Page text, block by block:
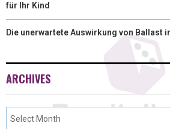
für Ihr Kind
Die unerwartete Auswirkung von Ballast
ARCHIVES